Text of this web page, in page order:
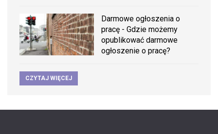
Darmowe ogłoszenia o
pracę - Gdzie możemy
opublikować darmowe
ogłoszenie o pracę?
CZYTAJ WIĘCEJ